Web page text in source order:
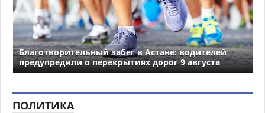
Благотворительный забег в Астане: водителей
предупредили о перекрытиях дорог 9 августа
ПОЛИТИКА